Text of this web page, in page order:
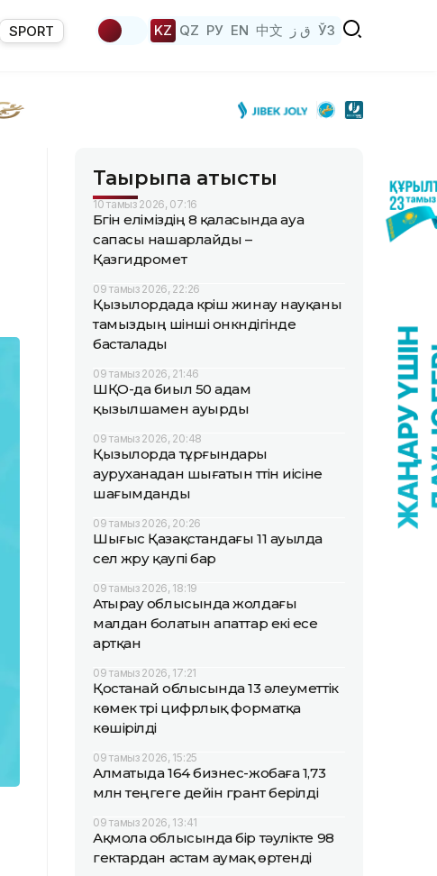
SPORT KZ QZ РУ EN 中文 ق ز ЎЗ
Тақырыпқа қатысты
10 тамыз 2026, 07:16
Бүгін еліміздің 8 қаласында ауа
сапасы нашарлайды –
Қазгидромет
09 тамыз 2026, 22:26
Қызылордада күріш жинау науқаны
тамыздың үшінші онкүндігінде
басталады
09 тамыз 2026, 21:46
ШҚО-да биыл 50 адам
қызылшамен ауырды
09 тамыз 2026, 20:48
Қызылорда тұрғындары
ауруханадан шығатын түтін иісіне
шағымданды
09 тамыз 2026, 20:26
Шығыс Қазақстандағы 11 ауылда
сел жүру қаупі бар
09 тамыз 2026, 18:19
Атырау облысында жолдағы
малдан болатын апаттар екі есе
артқан
09 тамыз 2026, 17:21
Қостанай облысында 13 әлеуметтік
көмек түрі цифрлық форматқа
көшірілді
09 тамыз 2026, 15:25
Алматыда 164 бизнес-жобаға 1,73
млн теңгеге дейін грант берілді
09 тамыз 2026, 13:41
Ақмола облысында бір тәулікте 98
гектардан астам аумақ өртенді